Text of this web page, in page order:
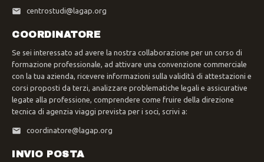
centrostudi@lagap.org
COORDINATORE
Se sei interessato ad avere la nostra collaborazione per un corso di
formazione professionale, ad attivare una convenzione commerciale
con la tua azienda, ricevere informazioni sulla validità di attestazioni e
corsi proposti da terzi, analizzare problematiche legali e assicurative
legate alla professione, comprendere come fruire della direzione
tecnica di agenzia viaggi prevista per i soci, scrivi a:
coordinatore@lagap.org
INVIO POSTA